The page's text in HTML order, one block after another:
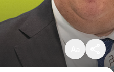
Klein
Standaard
Groot